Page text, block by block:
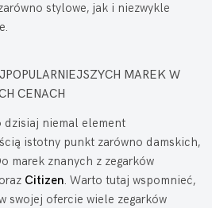
stylowe, jak i niezwykle
MAREK W
CENACH
dzisiaj niemal element
istotny punkt zarówno damskich,
marek znanych z zegarków
oraz Citizen. Warto tutaj wspomnieć,
swojej ofercie wiele zegarków